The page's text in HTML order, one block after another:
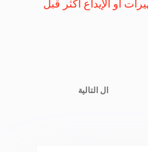
أو الإيداع أكثر قبل
ال التالية